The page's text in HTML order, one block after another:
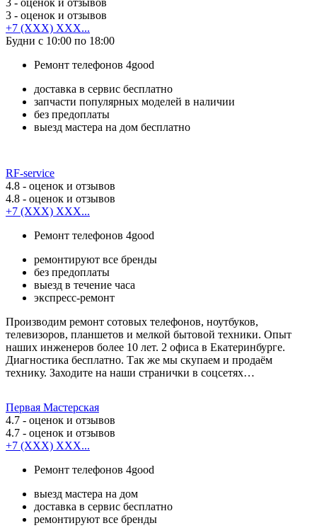
3 - оценок и отзывов
+7 (XXX) XXX...
Будни с 10:00 по 18:00
Ремонт телефонов 4good
доставка в сервис бесплатно
запчасти популярных моделей в наличии
без предоплаты
выезд мастера на дом бесплатно
RF-service
4.8 - оценок и отзывов
4.8 - оценок и отзывов
+7 (XXX) XXX...
Ремонт телефонов 4good
ремонтируют все бренды
без предоплаты
выезд в течение часа
экспресс-ремонт
Производим ремонт сотовых телефонов, ноутбуков,
телевизоров, планшетов и мелкой бытовой техники. Опыт
наших инженеров более 10 лет. 2 офиса в Екатеринбурге.
Диагностика бесплатно. Так же мы скупаем и продаём
технику. Заходите на наши странички в соцсетях…
Первая Мастерская
4.7 - оценок и отзывов
4.7 - оценок и отзывов
+7 (XXX) XXX...
Ремонт телефонов 4good
выезд мастера на дом
доставка в сервис бесплатно
ремонтируют все бренды